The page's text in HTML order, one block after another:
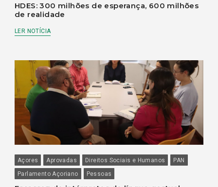
HDES: 300 milhões de esperança, 600 milhões
de realidade
LER NOTÍCIA
Açores Aprovadas Direitos Sociais e Humanos
PAN
Parlamento Açoriano
Pessoas